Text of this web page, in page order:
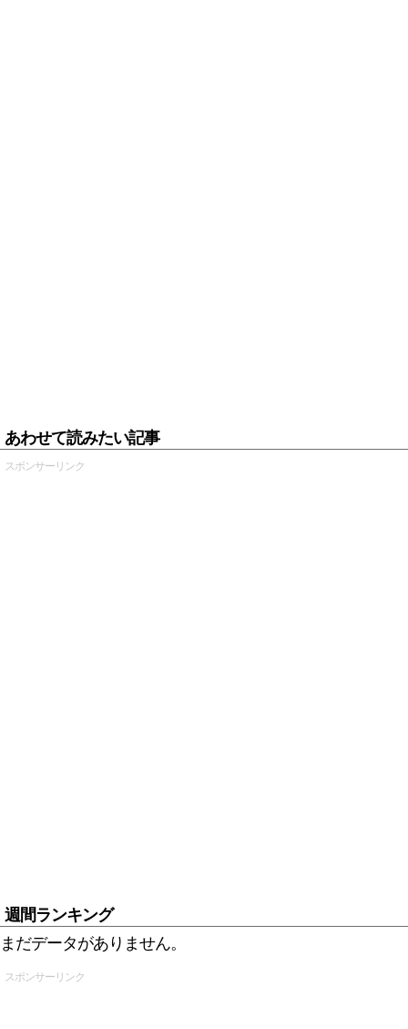
あわせて読みたい記事
スポンサーリンク
週間ランキング
まだデータがありません。
スポンサーリンク